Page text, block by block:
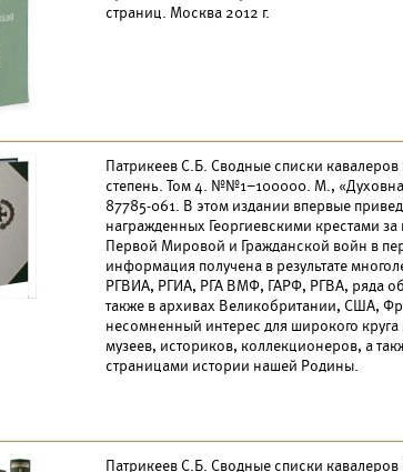
страниц. Москва 2012 г.
Патрикеев С.Б. Сводные списки кавалеров
степень. Том 4. №№1–100000. М.,
87785-061. В этом издании впервые
награжденных Георгиевскими крестами
Первой Мировой и Гражданской войн в
информация получена в результате
РГВИА, РГИА, РГА ВМФ, ГАРФ, РГВА, ряда
также в архивах Великобритании, США,
несомненный интерес для широкого
музеев, историков, коллекционеров, а
страницами истории нашей Родины.
Патрикеев С.Б. Сводные списки кавалеров